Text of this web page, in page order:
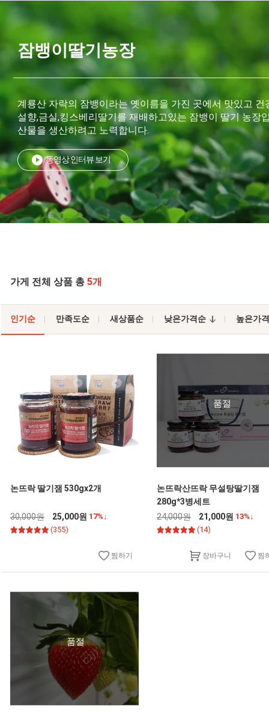
잠뱅이딸기농장
계룡산 자락의 잠뱅이라는 옛이름을 가진 곳에서 맛있고
설향,금실,킹스베리딸기를 재배하고있는 잠뱅이 딸기 농장
산물을 생산하려고 노력합니다.
동영상 인터뷰 보기
가게 전체 상품 총 5개
인기순 만족도순 새상품순 낮은가격순 높은가
논뜨락 딸기잼 530gx2개
30,000원 25,000원 17%↓
(355)
찜하기
품절
논뜨락산뜨락 무설탕딸기잼
280g*3병세트
24,000원
21,000원 13%↓
(14)
찜
장바구니
품절